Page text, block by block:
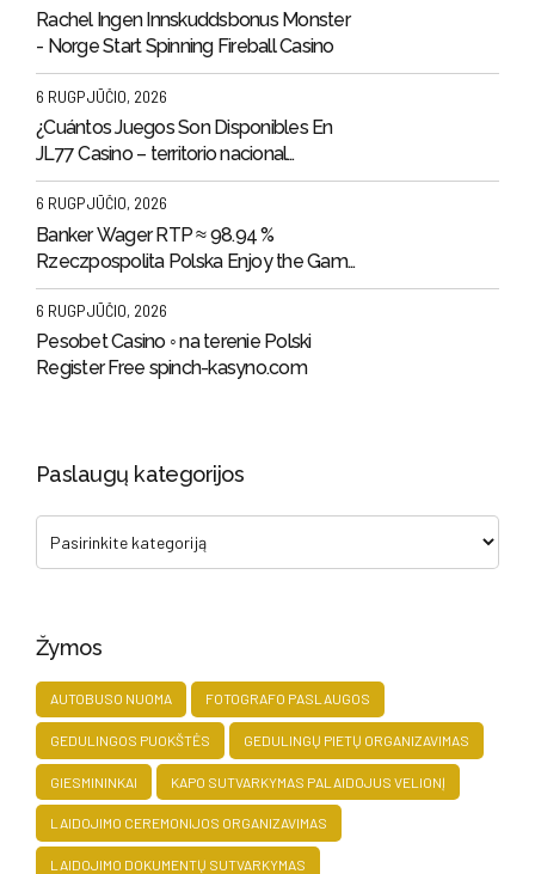
Rachel Ingen Innskuddsbonus Monster
- Norge Start Spinning Fireball Casino
6 RUGPJŪČIO, 2026
¿Cuántos Juegos Son Disponibles En
JL77 Casino – territorio nacional
argentino Join the Action acecasino-
ar.com
6 RUGPJŪČIO, 2026
Banker Wager RTP ≈ 98.94 %
Rzeczpospolita Polska Enjoy the Game
Ice Bet Casino
6 RUGPJŪČIO, 2026
Pesobet Casino ◦ na terenie Polski
Register Free spinch-kasyno.com
Paslaugų kategorijos
Žymos
AUTOBUSO NUOMA FOTOGRAFO PASLAUGOS
GEDULINGOS PUOKŠTĖS GEDULINGŲ PIETŲ ORGANIZAVIMAS
GIESMININKAI KAPO SUTVARKYMAS PALAIDOJUS VELIONĮ
LAIDOJIMO CEREMONIJOS ORGANIZAVIMAS
LAIDOJIMO DOKUMENTŲ SUTVARKYMAS